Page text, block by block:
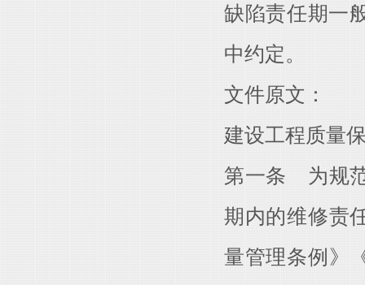
缺陷责任期一
中约定。
文件原文：
建设工程质量
第一条 为规
期内的维修责
量管理条例》